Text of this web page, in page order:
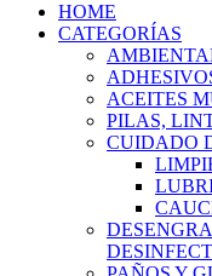
HOME
CATEGORÍAS
ACEITES
PILAS,
CUIDADO